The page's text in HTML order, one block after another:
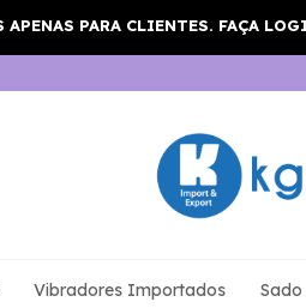
Vibradores Importados Sado